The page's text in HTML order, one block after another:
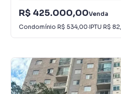
R$ 425.000,00Venda
Condomínio R$ 534,00·IPTU R$